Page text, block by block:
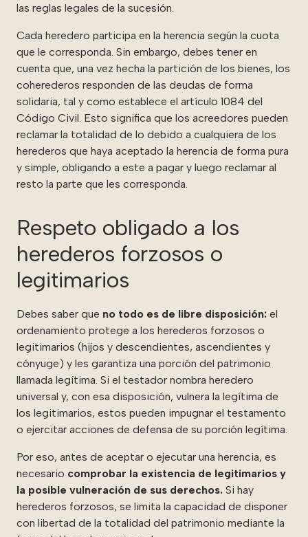
las reglas legales de la sucesión.
Cada heredero participa en la herencia según la cuota
que le corresponda. Sin embargo, debes tener en
cuenta que, una vez hecha la partición de los bienes, los
coherederos responden de las deudas de forma
solidaria, tal y como establece el artículo 1084 del
Código Civil. Esto significa que los acreedores pueden
reclamar la totalidad de lo debido a cualquiera de los
herederos que haya aceptado la herencia de forma pura
y simple, obligando a este a pagar y luego reclamar al
resto la parte que les corresponda.
Respeto obligado a los
herederos forzosos o
legitimarios
Debes saber que no todo es de libre disposición: el
ordenamiento protege a los herederos forzosos o
legitimarios (hijos y descendientes, ascendientes y
cónyuge) y les garantiza una porción del patrimonio
llamada legítima. Si el testador nombra heredero
universal y, con esa disposición, vulnera la legítima de
los legitimarios, estos pueden impugnar el testamento
o ejercitar acciones de defensa de su porción legítima.
Por eso, antes de aceptar o ejecutar una herencia, es
necesario comprobar la existencia de legitimarios y
la posible vulneración de sus derechos. Si hay
herederos forzosos, se limita la capacidad de disponer
con libertad de la totalidad del patrimonio mediante la